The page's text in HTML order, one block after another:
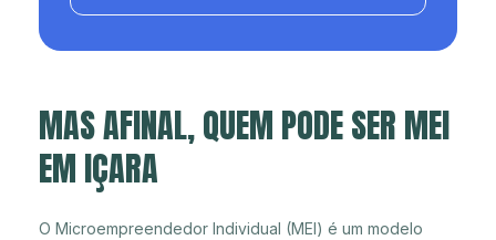
MAS AFINAL, QUEM PODE SER MEI
EM IÇARA
O Microempreendedor Individual (MEI) é um modelo